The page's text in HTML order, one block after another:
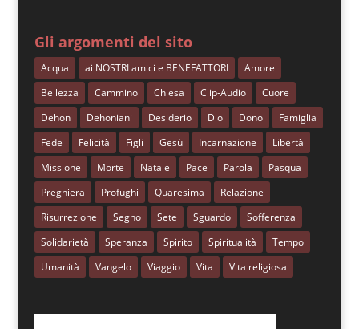
Gli argomenti del sito
Acqua ai NOSTRI amici e BENEFATTORI
Amore
Bellezza
Cammino Chiesa Clip-Audio
Cuore
Dehon
Dehoniani Desiderio Dio Dono
Famiglia
Fede
Felicità Figli Gesù Incarnazione
Libertà
Missione
Morte Natale Pace Parola
Pasqua
Preghiera
Profughi Quaresima
Relazione
Risurrezione
Segno Sete Sguardo
Sofferenza
Solidarietà
Speranza Spirito Spiritualità
Tempo
Umanità
Vangelo Viaggio Vita Vita religiosa